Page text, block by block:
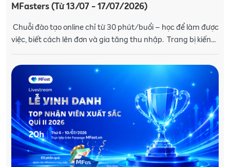
MFasters (Từ 13/07 - 17/07/2026)
Chuỗi đào tạo online chỉ từ 30 phút/buổi – học để làm được
việc, biết cách lên đơn và gia tăng thu nhập. Trang bị kiến
thức và kỹ năng